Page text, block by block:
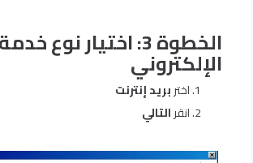
الخطوة 3: اختيار نوع
الإلكتروني
اختربريد إنترنت
انقرالتالي